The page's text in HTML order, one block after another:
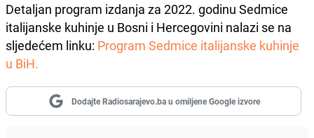
Detaljan program izdanja za 2022. godinu Sedmice
italijanske kuhinje u Bosni i Hercegovini nalazi se na
sljedećem linku: Program Sedmice italijanske kuhinje
u BiH.
Dodajte Radiosarajevo.ba u omiljene Google izvore